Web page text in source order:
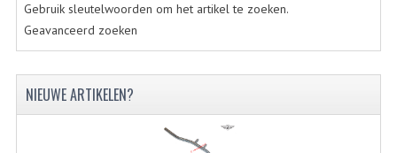
COCKPIT ONDERDELEN
HANDELS EN HANDVATTEN
Gebruik sleutelwoorden om het artikel te zoeken.
Geavanceerd zoeken
NIEUWE ARTIKELEN?